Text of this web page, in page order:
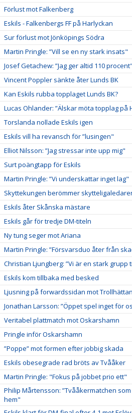
Förlust mot Falkenberg
Eskils - Falkenbergs FF på Harlyckan
Sur förlust mot Jönköpings Södra
Martin Pringle: ”Vill se en ny stark insats"
Josef Getachew: ”Jag ger altid 110 procent"
Vincent Poppler sänkte åter Lunds BK
Kan Eskils rubba topplaget Lunds BK?
Lucas Ohlander: ”Älskar möta topplag på
Torslanda nollade Eskils igen
Eskils vill ha revansch för ”lusingen"
Elliot Nilsson: ”Jag stressar inte upp mig"
Surt poängtapp för Eskils
Martin Pringle: ”Vi underskattar inget lag"
Skyttekungen berömmer
Eskils åter Skånska mästare
Eskils går för tredje DM-titeln
Ny tung seger mot Ariana
Martin Pringle: ”Försvarsduo åter från
Christian Ljungberg: ”Vi är en stark grupp
Eskils kom tillbaka med besked
Ljusning på forwardssidan mot Trollhättan
Jonathan Larsson: ”Öppet spel inget för
Veritabel plattmatch mot Oskarshamn
Pringle inför Oskarshamn
”Poppe” mot formen efter jobbig skada
Eskils obesegrade rad bröts av Tvååker
Martin Pringle: "Fokus på jobbet prio ett"
Philip Mårtensson: ”Tvååkermatchen
hem"